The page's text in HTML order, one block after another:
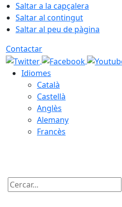
Saltar a la capçalera
Saltar al contingut
Saltar al peu de pàgina
Contactar
Idiomes
Català
Castellà
Anglès
Alemany
Francès
Cercar: